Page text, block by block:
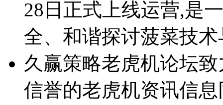
28日正式上线运营,是
全、和谐探讨菠菜技
久赢策略老虎机论坛
信誉的老虎机资讯信